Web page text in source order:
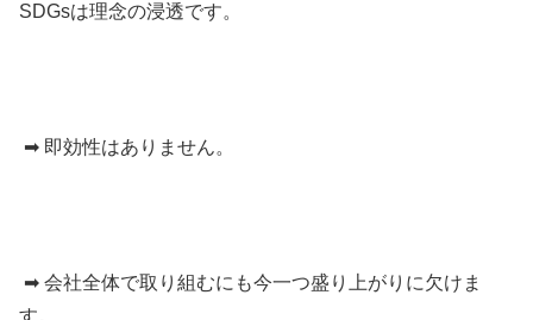
SDGsは理念の浸透です。
➡ 即効性はありません。
➡ 会社全体で取り組むにも今一つ盛り上がりに欠けま
す。